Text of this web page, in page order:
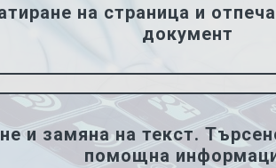
на страница и
документ
и замяна на текст.
помощна